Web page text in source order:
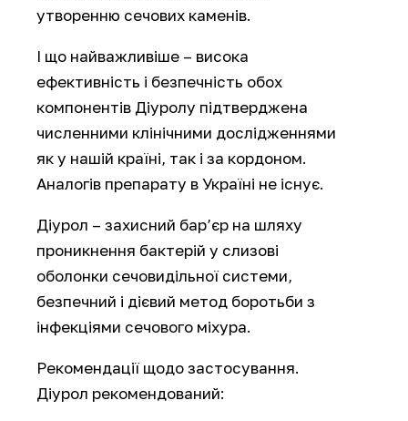
утворенню сечових каменів.
І що найважливіше – висока
ефективність і безпечність обох
компонентів Діуролу підтверджена
численними клінічними дослідженнями
як у нашій країні, так і за кордоном.
Аналогів препарату в Україні не існує.
Діурол – захисний бар’єр на шляху
проникнення бактерій у слизові
оболонки сечовидільної системи,
безпечний і дієвий метод боротьби з
інфекціями сечового міхура.
Рекомендації щодо застосування.
Діурол рекомендований: